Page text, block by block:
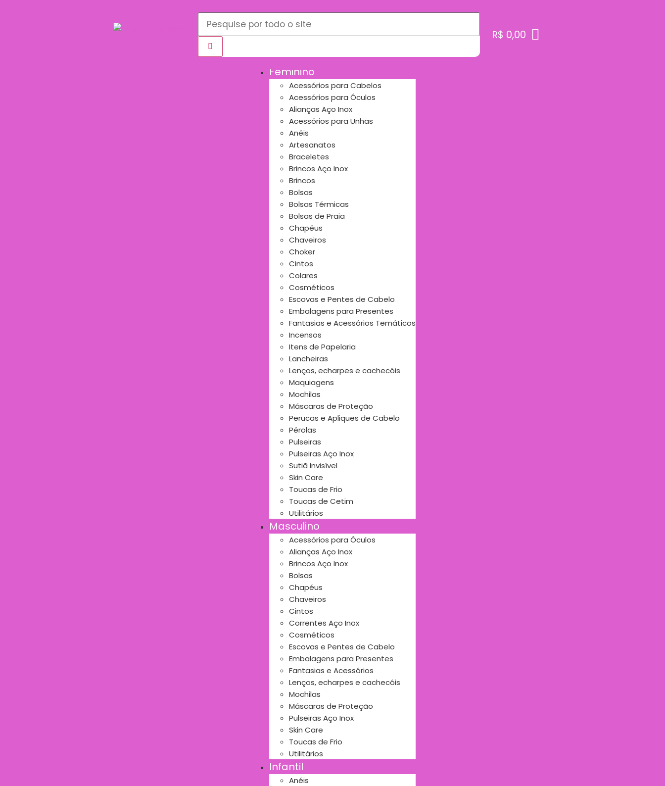
R$ 0,00
Início
Feminino
Acessórios para Cabelos
Acessórios para Óculos
Alianças Aço Inox
Acessórios para Unhas
Anéis
Artesanatos
Braceletes
Brincos Aço Inox
Brincos
Bolsas
Bolsas Térmicas
Bolsas de Praia
Chapéus
Chaveiros
Choker
Cintos
Colares
Cosméticos
Escovas e Pentes de Cabelo
Embalagens para Presentes
Fantasias e Acessórios Temáticos
Incensos
Itens de Papelaria
Lancheiras
Lenços, echarpes e cachecóis
Maquiagens
Mochilas
Máscaras de Proteção
Perucas e Apliques de Cabelo
Pérolas
Pulseiras
Pulseiras Aço Inox
Sutiã Invisível
Skin Care
Toucas de Frio
Toucas de Cetim
Utilitários
Masculino
Acessórios para Óculos
Alianças Aço Inox
Brincos Aço Inox
Bolsas
Chapéus
Chaveiros
Cintos
Correntes Aço Inox
Cosméticos
Escovas e Pentes de Cabelo
Embalagens para Presentes
Fantasias e Acessórios
Lenços, echarpes e cachecóis
Mochilas
Máscaras de Proteção
Pulseiras Aço Inox
Skin Care
Toucas de Frio
Utilitários
Infantil
Anéis